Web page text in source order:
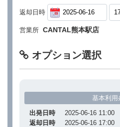
返却日時
営業所 CANTAL熊本駅店
オプション選択
基本利用
出発日時
2025-06-16 11:00
返却日時
2025-06-16 17:00